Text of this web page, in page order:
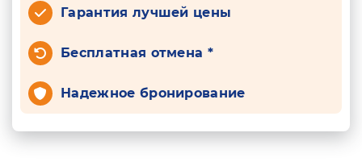
Гарантия лучшей цены
Бесплатная отмена *
Надежное бронирование